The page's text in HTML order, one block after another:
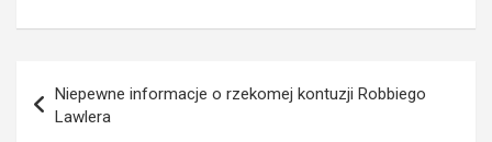
wpisu
Niepewne informacje o rzekomej kontuzji Robbiego
Lawlera